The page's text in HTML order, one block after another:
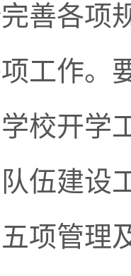
善各项
工作。
校开学
伍建设
项管理